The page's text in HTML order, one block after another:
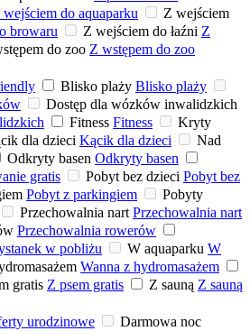
wejściem do aquaparku
Z wejściem
browaru Z wejściem do łaźni Z
do zoo Z wstępem do zoo
Blisko plaży Blisko plaży
Dostęp dla wózków inwalidzkich
Fitness Fitness
Kryty
dla dzieci Kącik dla dzieci
Nad
Odkryty basen Odkryty basen
gratis Pobyt bez dzieci Pobyt bez
Pobyt z parkingiem
Pobyty
Przechowalnia nart Przechowalnia nart
Przechowalnia rowerów
w pobliżu W aquaparku W
Wanna z hydromasażem
gratis Z psem gratis Z sauną Z sauną
urodzinowe
Darmowa noc